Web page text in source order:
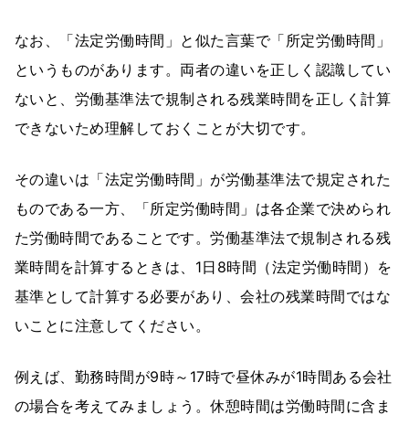
なお、「法定労働時間」と似た言葉で「所定労働時間」
というものがあります。両者の違いを正しく認識してい
ないと、労働基準法で規制される残業時間を正しく計算
できないため理解しておくことが大切です。
その違いは「法定労働時間」が労働基準法で規定された
ものである一方、「所定労働時間」は各企業で決められ
た労働時間であることです。労働基準法で規制される残
業時間を計算するときは、1日8時間（法定労働時間）を
基準として計算する必要があり、会社の残業時間ではな
いことに注意してください。
例えば、勤務時間が9時～17時で昼休みが1時間ある会社
の場合を考えてみましょう。休憩時間は労働時間に含ま